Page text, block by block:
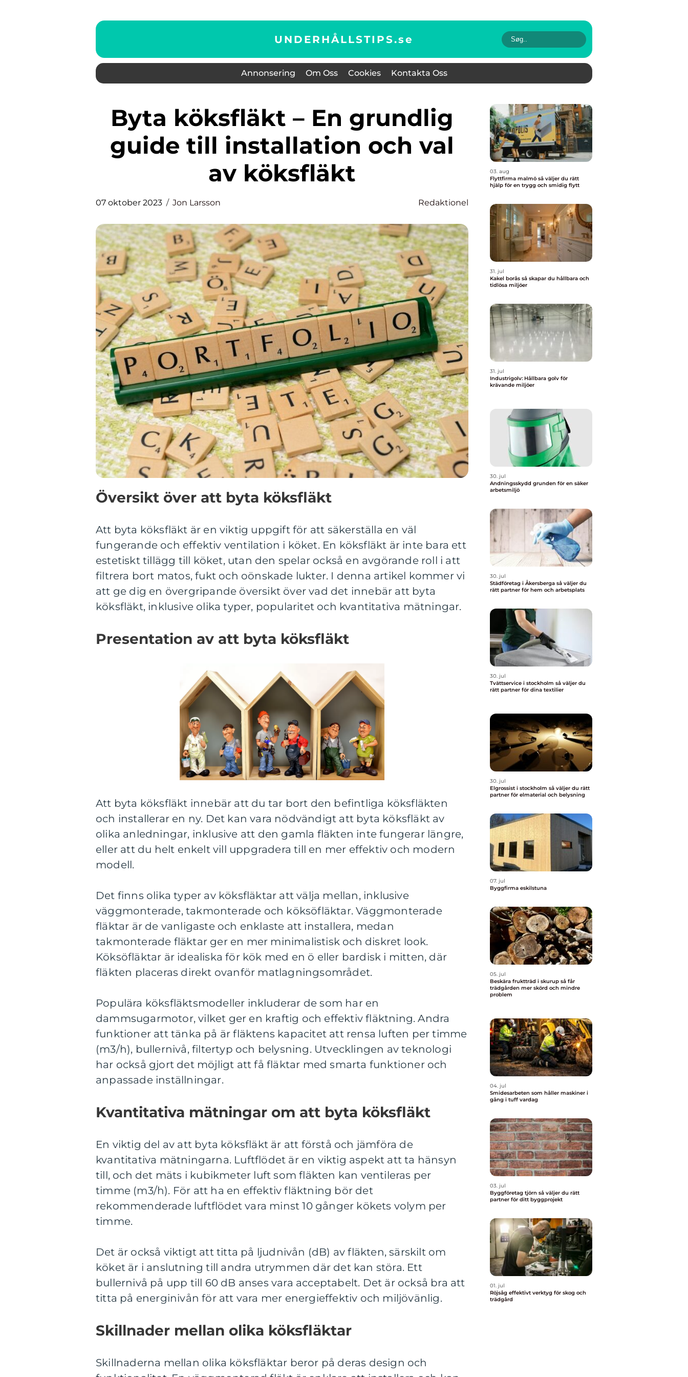
UNDERHÅLLSTIPS.se
Annonsering Om Oss Cookies Kontakta Oss
Byta köksfläkt – En grundlig
guide till installation och val
av köksfläkt
07 oktober 2023 Jon Larsson Redaktionel
Översikt över att byta köksfläkt
Att byta köksfläkt är en viktig uppgift för att säkerställa en väl
fungerande och effektiv ventilation i köket. En köksfläkt är inte bara ett
estetiskt tillägg till köket, utan den spelar också en avgörande roll i att
filtrera bort matos, fukt och oönskade lukter. I denna artikel kommer vi
att ge dig en övergripande översikt över vad det innebär att byta
köksfläkt, inklusive olika typer, popularitet och kvantitativa mätningar.
Presentation av att byta köksfläkt
Att byta köksfläkt innebär att du tar bort den befintliga köksfläkten
och installerar en ny. Det kan vara nödvändigt att byta köksfläkt av
olika anledningar, inklusive att den gamla fläkten inte fungerar längre,
eller att du helt enkelt vill uppgradera till en mer effektiv och modern
modell.
Det finns olika typer av köksfläktar att välja mellan, inklusive
väggmonterade, takmonterade och köksöfläktar. Väggmonterade
fläktar är de vanligaste och enklaste att installera, medan
takmonterade fläktar ger en mer minimalistisk och diskret look.
Köksöfläktar är idealiska för kök med en ö eller bardisk i mitten, där
fläkten placeras direkt ovanför matlagningsområdet.
Populära köksfläktsmodeller inkluderar de som har en
dammsugarmotor, vilket ger en kraftig och effektiv fläktning. Andra
funktioner att tänka på är fläktens kapacitet att rensa luften per timme
(m3/h), bullernivå, filtertyp och belysning. Utvecklingen av teknologi
har också gjort det möjligt att få fläktar med smarta funktioner och
anpassade inställningar.
Kvantitativa mätningar om att byta köksfläkt
En viktig del av att byta köksfläkt är att förstå och jämföra de
kvantitativa mätningarna. Luftflödet är en viktig aspekt att ta hänsyn
till, och det mäts i kubikmeter luft som fläkten kan ventileras per
timme (m3/h). För att ha en effektiv fläktning bör det
rekommenderade luftflödet vara minst 10 gånger kökets volym per
timme.
Det är också viktigt att titta på ljudnivån (dB) av fläkten, särskilt om
köket är i anslutning till andra utrymmen där det kan störa. Ett
bullernivå på upp till 60 dB anses vara acceptabelt. Det är också bra att
titta på energinivån för att vara mer energieffektiv och miljövänlig.
Skillnader mellan olika köksfläktar
Skillnaderna mellan olika köksfläktar beror på deras design och
03. aug
Flyttfirma malmö så väljer du rätt
hjälp för en trygg och smidig flytt
31. jul
Kakel borås så skapar du hållbara och
tidlösa miljöer
31. jul
Industrigolv: Hållbara golv för
krävande miljöer
30. jul
Andningsskydd grunden för en säker
arbetsmiljö
30. jul
Städföretag i Åkersberga så väljer du
rätt partner för hem och arbetsplats
30. jul
Tvättservice i stockholm så väljer du
rätt partner för dina textilier
30. jul
Elgrossist i stockholm så väljer du rätt
partner för elmaterial och belysning
07. jul
Byggfirma eskilstuna
05. jul
Beskära fruktträd i skurup så får
trädgården mer skörd och mindre
problem
04. jul
Smidesarbeten som håller maskiner i
gång i tuff vardag
03. jul
Byggföretag tjörn så väljer du rätt
partner för ditt byggprojekt
01. jul
Röjsåg effektivt verktyg för skog och
trädgård